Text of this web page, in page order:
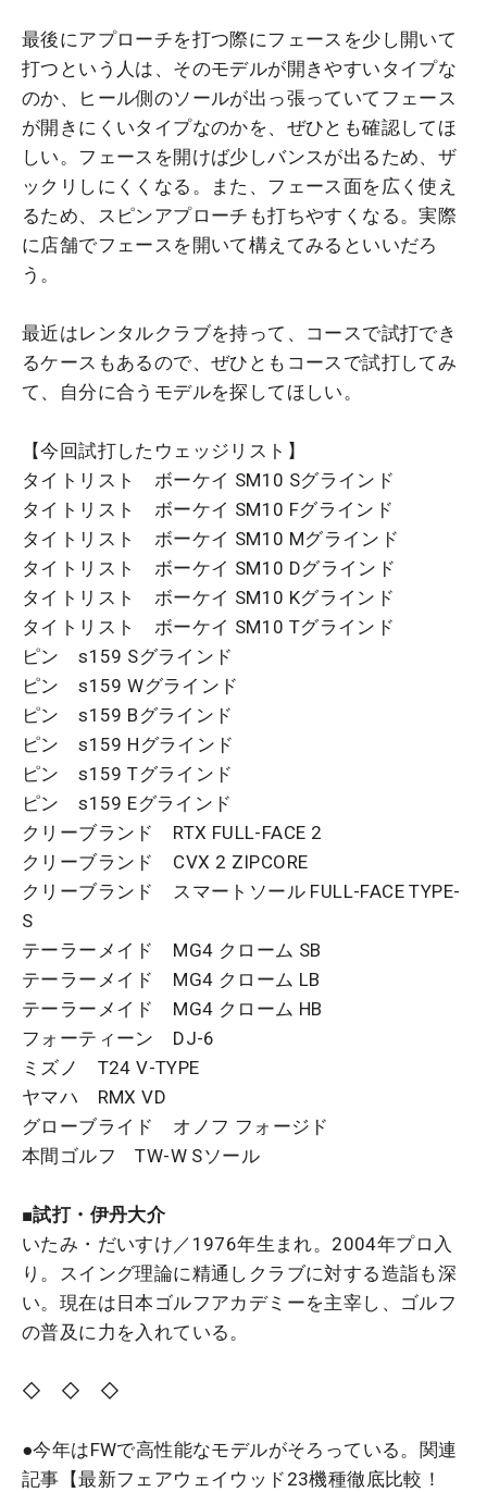
最後にアプローチを打つ際にフェースを少し開いて
打つという人は、そのモデルが開きやすいタイプな
のか、ヒール側のソールが出っ張っていてフェース
が開きにくいタイプなのかを、ぜひとも確認してほ
しい。フェースを開けば少しバンスが出るため、ザ
ックリしにくくなる。また、フェース面を広く使え
るため、スピンアプローチも打ちやすくなる。実際
に店舗でフェースを開いて構えてみるといいだろ
う。
最近はレンタルクラブを持って、コースで試打でき
るケースもあるので、ぜひともコースで試打してみ
て、自分に合うモデルを探してほしい。
【今回試打したウェッジリスト】
タイトリスト ボーケイ SM10 Sグラインド
タイトリスト ボーケイ SM10 Fグラインド
タイトリスト ボーケイ SM10 Mグラインド
タイトリスト ボーケイ SM10 Dグラインド
タイトリスト ボーケイ SM10 Kグラインド
タイトリスト ボーケイ SM10 Tグラインド
ピン s159 Sグラインド
ピン s159 Wグラインド
ピン s159 Bグラインド
ピン s159 Hグラインド
ピン s159 Tグラインド
ピン s159 Eグラインド
クリーブランド RTX FULL-FACE 2
クリーブランド CVX 2 ZIPCORE
クリーブランド スマートソール FULL-FACE TYPE-
S
テーラーメイド MG4 クローム SB
テーラーメイド MG4 クローム LB
テーラーメイド MG4 クローム HB
フォーティーン DJ-6
ミズノ T24 V-TYPE
ヤマハ RMX VD
グローブライド オノフ フォージド
本間ゴルフ TW-W Sソール
■試打・伊丹大介
いたみ・だいすけ／1976年生まれ。2004年プロ入
り。スイング理論に精通しクラブに対する造詣も深
い。現在は日本ゴルフアカデミーを主宰し、ゴルフ
の普及に力を入れている。
◇ ◇ ◇
●今年はFWで高性能なモデルがそろっている。関連
記事【最新フェアウェイウッド23機種徹底比較！